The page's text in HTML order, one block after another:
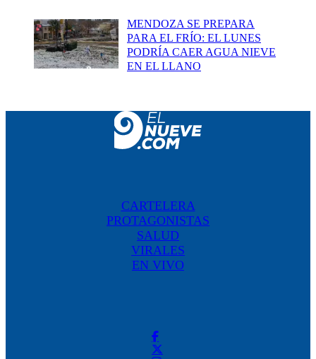
MENDOZA SE PREPARA
PARA EL FRÍO: EL LUNES
PODRÍA CAER AGUA NIEVE
EN EL LLANO
CARTELERA
PROTAGONISTAS
SALUD
VIRALES
EN VIVO